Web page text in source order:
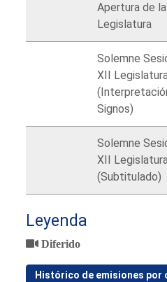
Apertura de
Legislatura
Solemne
XII
Signos)
Solemne
XII
(Subtitulado)
Leyenda
Diferido
Histórico de emisiones por